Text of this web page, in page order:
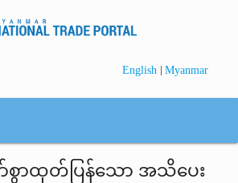
English | Myanmar
ာ်စွာထုတ်ပြန်သော အသိပေး